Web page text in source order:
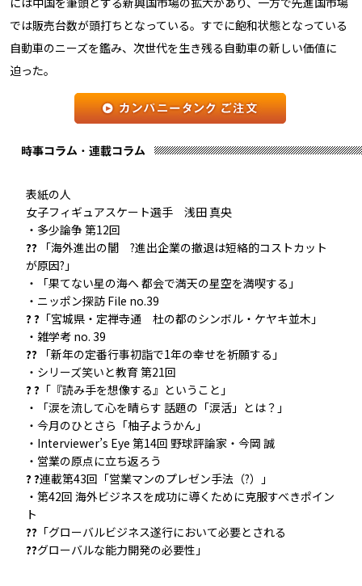
では販売台数が頭打ちとなっている。すでに飽和状態となっている
自動車のニーズを鑑み、次世代を生き残る自動車の新しい価値に
迫った。
表紙の人
女子フィギュアスケート選手 浅田 真央
・多少論争 第12回
??
「海外進出の闇 ?進出企業の撤退は短絡的コストカット
が原因?」
・「果てない星の海へ 都会で満天の星空を満喫する」
・ニッポン探訪 File no.39
? ? 「宮城県・定禅寺通 杜の都のシンボル・ケヤキ並木」
・雑学考 no. 39
??
「新年の定番行事初詣で1年の幸せを祈願する」
・シリーズ笑いと教育 第21回
? ? 「『読み手を想像する』ということ」
・「涙を流して心を晴らす 話題の「涙活」とは？」
・今月のひとさら「柚子ようかん」
・Interviewer’s Eye 第14回 野球評論家・今岡 誠
・営業の原点に立ち返ろう
? ?連載第43回「営業マンのプレゼン手法（?）」
・第42回 海外ビジネスを成功に導くために克服すべきポイン
ト
?? 「グローバルビジネス遂行において必要とされる
??グローバルな能力開発の必要性」